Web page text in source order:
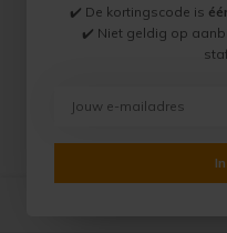
✔️ De kortingscode is
✔️ Niet geldig op